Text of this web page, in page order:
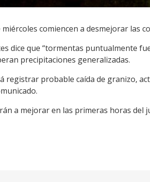
comiencen a desmejorar las
dice que “tormentas puntualmente
precipitaciones generalizadas.
registrar probable caída de granizo,
a mejorar en las primeras horas del